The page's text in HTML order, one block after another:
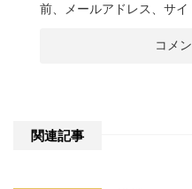
前、メールアドレス、サイ
関連記事